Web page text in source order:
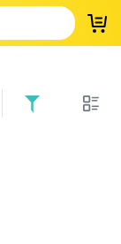
登